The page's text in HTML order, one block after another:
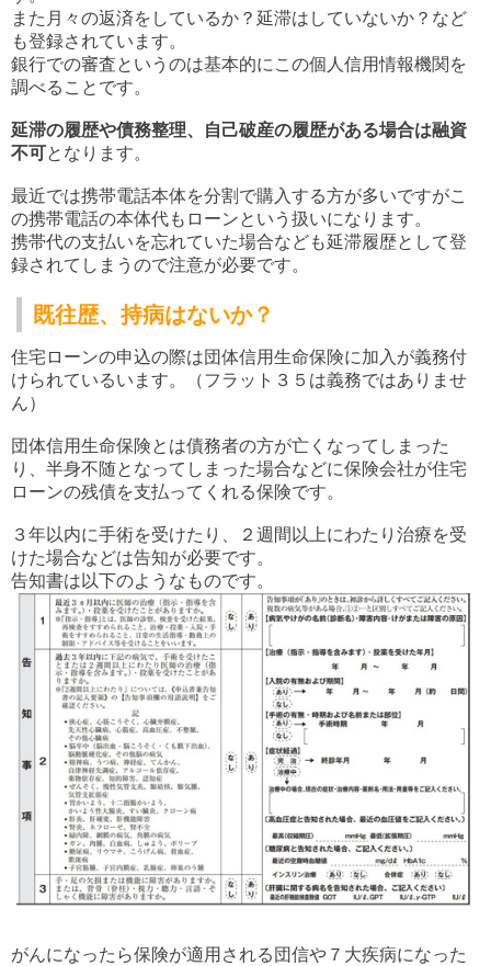
また月々の返済をしているか？延滞はしていないか？など
も登録されています。
銀行での審査というのは基本的にこの個人信用情報機関を
調べることです。
延滞の履歴や債務整理、自己破産の履歴がある場合は融資
不可となります。
最近では携帯電話本体を分割で購入する方が多いですがこ
の携帯電話の本体代もローンという扱いになります。
携帯代の支払いを忘れていた場合なども延滞履歴として登
録されてしまうので注意が必要です。
既往歴、持病はないか？
住宅ローンの申込の際は団体信用生命保険に加入が義務付
けられているいます。（フラット３５は義務ではありませ
ん）
団体信用生命保険とは債務者の方が亡くなってしまった
り、半身不随となってしまった場合などに保険会社が住宅
ローンの残債を支払ってくれる保険です。
３年以内に手術を受けたり、２週間以上にわたり治療を受
けた場合などは告知が必要です。
告知書は以下のようなものです。
がんになったら保険が適用される団信や７大疾病になった